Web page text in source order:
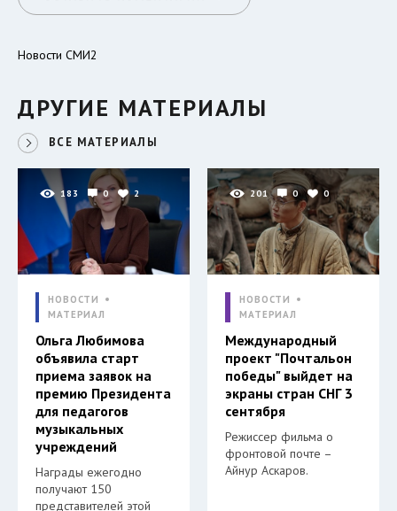
Новости СМИ2
ДРУГИЕ МАТЕРИАЛЫ
ВСЕ МАТЕРИАЛЫ
183 0 2
НОВОСТИ
МАТЕРИАЛ
Ольга Любимова
объявила старт
приема заявок на
премию Президента
для педагогов
музыкальных
учреждений
Награды ежегодно
получают 150
представителей этой
201 0 0
НОВОСТИ
МАТЕРИАЛ
Международный
проект "Почтальон
победы" выйдет на
экраны стран СНГ 3
сентября
Режиссер фильма о
фронтовой почте –
Айнур Аскаров.